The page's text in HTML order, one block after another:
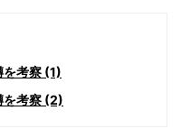
考察 (1)
を考察 (2)